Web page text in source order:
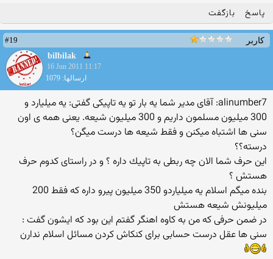
پاسخ بازگفت
کاربر
#19
bilbilak
16 Jun 2011 11:17
ارسالها: 1079
alinumber7: آقای مدیر شما یه بار تو یه تاپیكی گفتی: یه میلیارد و
300 میلیون مسلمون داریم و 300 میلیون شیعه. یعنی همه ی اون
سنی ها اشتباه میكنن و فقط شیعه ها درست میگن؟
درسته؟؟
این حرف شما الان چه ربطی به تاپیك داره ؟ و در راستای كدوم حرف
هستش ؟
بنده میگم اسلام یه میلیاردو 350 میلیون پیرو داره كه فقط 200
میلیونش شیعه هستش
در ضمن حرفی كه من به كاوه اهنگر گفتم این بود كه ایشون گفت :
سنی ها عقل درست حسابی برای كنكاش كردن مسائل اسلام ندارن